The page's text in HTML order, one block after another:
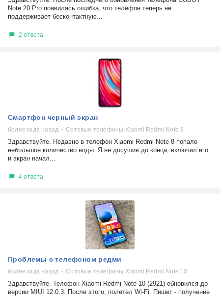
Note 20 Pro появилась ошибка, что телефон теперь не
поддерживает бесконтактную...
2 ответа
Смартфон черный экран
более года назад Сотовые телефоны Xiaomi Redmi Note 8
Здравствуйте. Недавно в телефон Xiaomi Redmi Note 8 попало
небольшое количество воды. Я не досушив до конца, включил его
и экран начал...
4 ответа
Проблемы с телефоном редми
более года назад Сотовые телефоны Xiaomi Redmi Note 10
Здравствуйте. Телефон Xiaomi Redmi Note 10 (2921) обновился до
версии MIUI 12.0.3. После этого, полетел Wi-Fi. Пишет - получение